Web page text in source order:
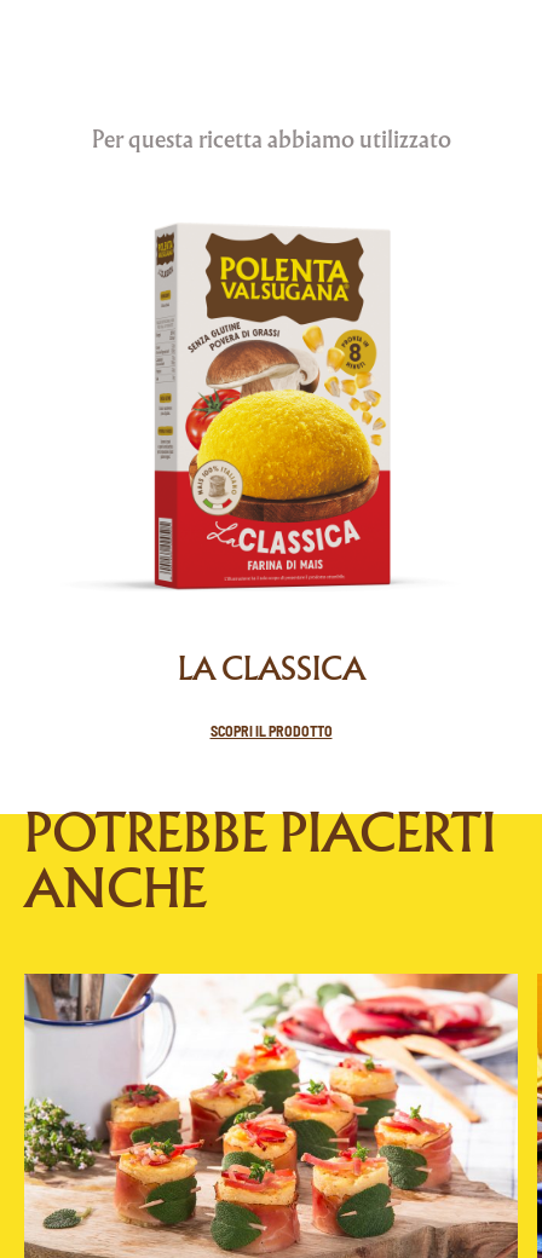
Per questa ricetta abbiamo utilizzato
LA CLASSICA
SCOPRI IL PRODOTTO
POTREBBE PIACERTI
ANCHE